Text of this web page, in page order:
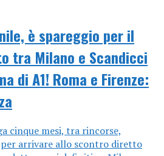
è spareggio per il
tra Milano e Scandicci
di A1! Roma e Firenze:
cinque mesi, tra rincorse,
arrivare allo scontro diretto